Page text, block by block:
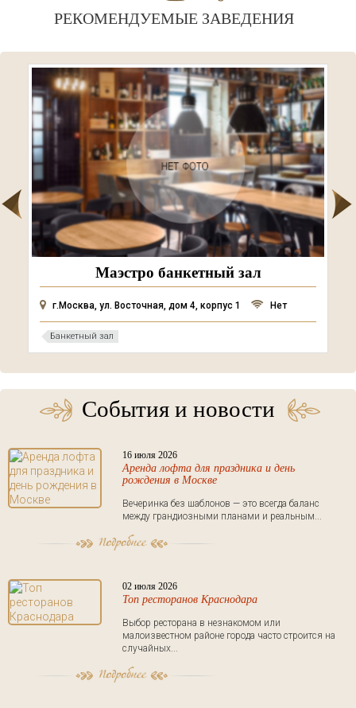
РЕКОМЕНДУЕМЫЕ ЗАВЕДЕНИЯ
Маэстро банкетный зал
г.Москва, ул. Восточная, дом 4, корпус 1 Нет
Банкетный зал
События и новости
16 июля 2026
Аренда лофта для праздника и день
рождения в Москве
Вечеринка без шаблонов — это всегда баланс
между грандиозными планами и реальным...
02 июля 2026
Топ ресторанов Краснодара
Выбор ресторана в незнакомом или
малоизвестном районе города часто строится на
случайных...